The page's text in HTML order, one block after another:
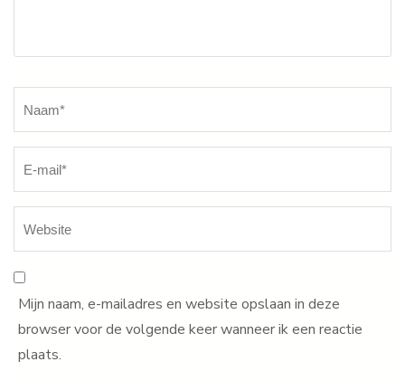
Mijn naam, e-mailadres en website opslaan in deze
browser voor de volgende keer wanneer ik een reactie
plaats.